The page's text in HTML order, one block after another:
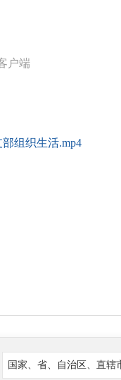
户端
组织生活.mp4
国家、省、自治区、直辖